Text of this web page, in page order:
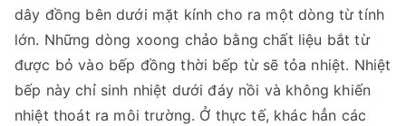
dây đồng bên dưới mặt kính cho ra một dòng từ tính
lớn. Những dòng xoong chảo bằng chất liệu bắt từ
được bỏ vào bếp đồng thời bếp từ sẽ tỏa nhiệt. Nhiệt
bếp này chỉ sinh nhiệt dưới đáy nồi và không khiến
nhiệt thoát ra môi trường. Ở thực tế, khác hẳn các